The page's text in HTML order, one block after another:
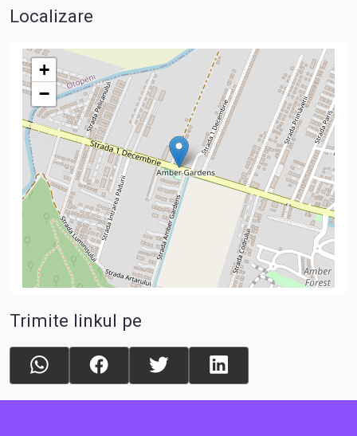
Localizare
+
−
Trimite linkul pe